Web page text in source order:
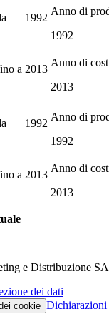
1992
Anno di
1992
a 2013
Anno di
2013
1992
Anno di
1992
a 2013
Anno di
2013
e Distribuzione SA
dei dati
cookie Dichiarazioni